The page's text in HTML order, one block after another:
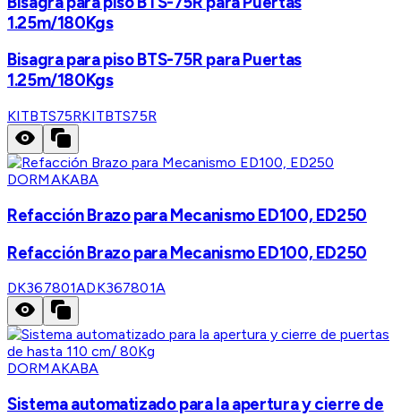
1.25m/180Kgs
Bisagra para piso BTS-75R para Puertas
1.25m/180Kgs
KITBTS75RKITBTS75R
DORMAKABA
Refacción Brazo para Mecanismo ED100, ED250
Refacción Brazo para Mecanismo ED100, ED250
DK367801ADK367801A
DORMAKABA
Sistema automatizado para la apertura y cierre de